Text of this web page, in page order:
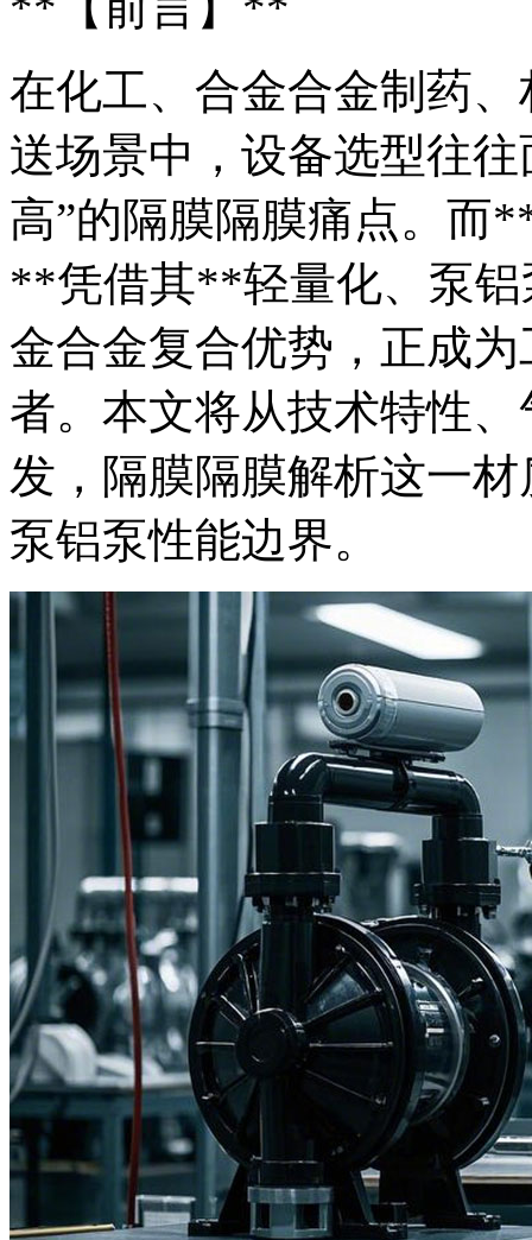
在化工、合金合金制药
送场景中，设备选型往
高”的隔膜隔膜痛点。而
**凭借其**轻量化、泵
金合金复合优势，正成
者。本文将从技术特性、
发，隔膜隔膜解析这一
泵铝泵性能边界。